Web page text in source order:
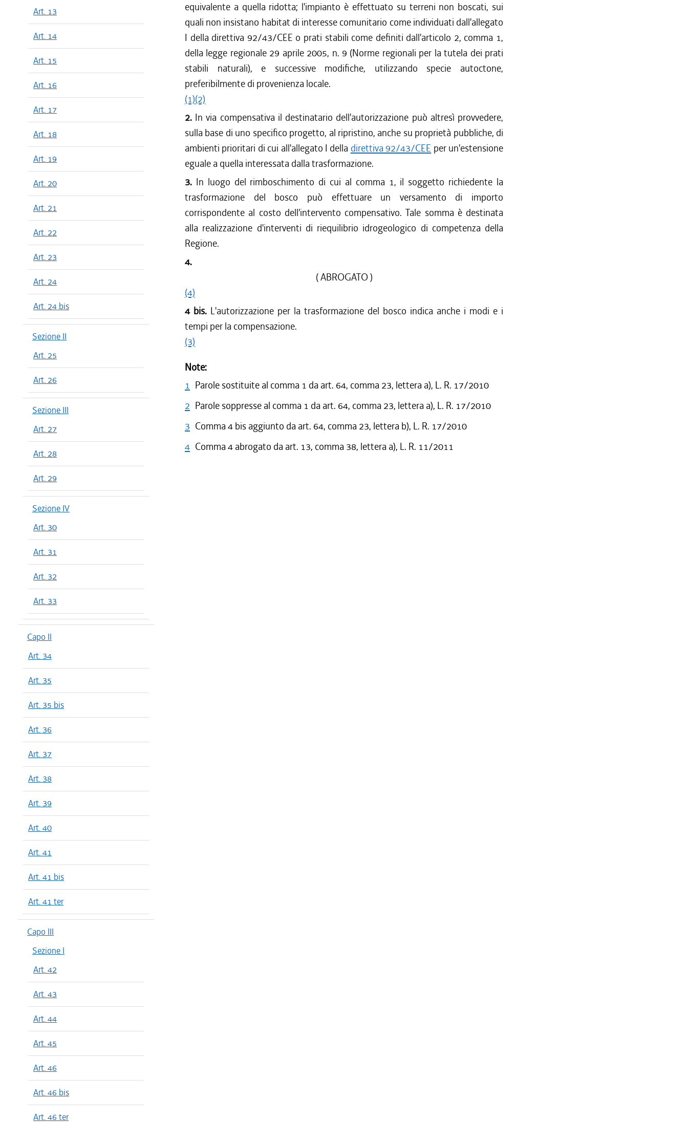
Art. 13
Art. 14
Art. 15
Art. 16
Art. 17
Art. 18
Art. 19
Art. 20
Art. 21
Art. 22
Art. 23
Art. 24
Art. 24 bis
Sezione II
Art. 25
Art. 26
Sezione III
Art. 27
Art. 28
Art. 29
Sezione IV
Art. 30
Art. 31
Art. 32
Art. 33
Capo II
Art. 34
Art. 35
Art. 35 bis
Art. 36
Art. 37
Art. 38
Art. 39
Art. 40
Art. 41
Art. 41 bis
Art. 41 ter
Capo III
Sezione I
Art. 42
Art. 43
Art. 44
Art. 45
Art. 46
Art. 46 bis
Art. 46 ter
equivalente a quella ridotta; l'impianto è effettuato su terreni non boscati, sui
quali non insistano habitat di interesse comunitario come individuati dall'allegato
I della direttiva 92/43/CEE o prati stabili come definiti dall'articolo 2, comma 1,
della legge regionale 29 aprile 2005, n. 9 (Norme regionali per la tutela dei prati
stabili naturali), e successive modifiche, utilizzando specie autoctone,
preferibilmente di provenienza locale.
(1)(2)
2. In via compensativa il destinatario dell'autorizzazione può altresì provvedere,
sulla base di uno specifico progetto, al ripristino, anche su proprietà pubbliche, di
ambienti prioritari di cui all'allegato I della direttiva 92/43/CEE per un'estensione
eguale a quella interessata dalla trasformazione.
3. In luogo del rimboschimento di cui al comma 1, il soggetto richiedente la
trasformazione del bosco può effettuare un versamento di importo
corrispondente al costo dell'intervento compensativo. Tale somma è destinata
alla realizzazione d'interventi di riequilibrio idrogeologico di competenza della
Regione.
4.
( ABROGATO )
(4)
4 bis. L'autorizzazione per la trasformazione del bosco indica anche i modi e i
tempi per la compensazione.
(3)
Note:
1 Parole sostituite al comma 1 da art. 64, comma 23, lettera a), L. R. 17/2010
2 Parole soppresse al comma 1 da art. 64, comma 23, lettera a), L. R. 17/2010
3 Comma 4 bis aggiunto da art. 64, comma 23, lettera b), L. R. 17/2010
4 Comma 4 abrogato da art. 13, comma 38, lettera a), L. R. 11/2011